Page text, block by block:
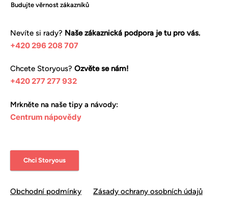
Nevíte si rady? Naše zákaznická podpora je tu pro vás.
+420 296 208 707
Chcete Storyous? Ozvěte se nám!
+420 277 277 932
Mrkněte na naše tipy a návody:
Centrum nápovědy
Chci Storyous
Obchodní podmínky Zásady ochrany osobních údajů
Budujte věrnost zákazníků